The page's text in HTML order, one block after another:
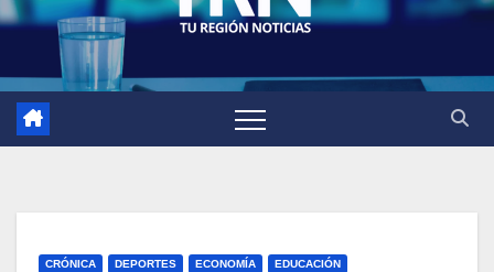
CRÓNICA DEPORTES ECONOMÍA EDUCACIÓN